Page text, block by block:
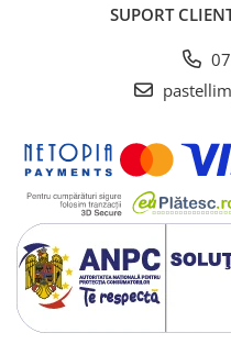
SUPORT